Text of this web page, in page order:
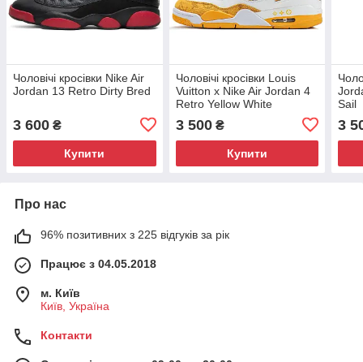
Чоловічі кросівки Nike Air
Jordan 13 Retro Dirty Bred
3 600 ₴
Купити
Чоловічі кросівки Louis
Vuitton x Nike Air Jordan 4
Retro Yellow White
3 500₴
Купити
Sail
3
Про нас
96% позитивних з 225 відгуків за рік
Працює з 04.05.2018
м. Київ
Київ, Україна
Контакти